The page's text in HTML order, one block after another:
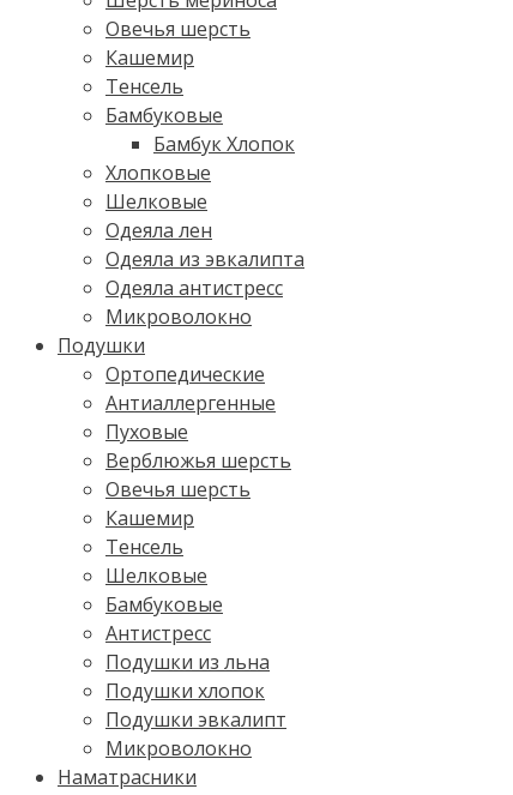
Овечья шерсть
Кашемир
Тенсель
Бамбуковые
Бамбук Хлопок
Хлопковые
Шелковые
Одеяла лен
Одеяла из эвкалипта
Одеяла антистресс
Микроволокно
Подушки
Ортопедические
Антиаллергенные
Пуховые
Верблюжья шерсть
Овечья шерсть
Кашемир
Тенсель
Шелковые
Бамбуковые
Антистресс
Подушки из льна
Подушки хлопок
Подушки эвкалипт
Микроволокно
Наматрасники